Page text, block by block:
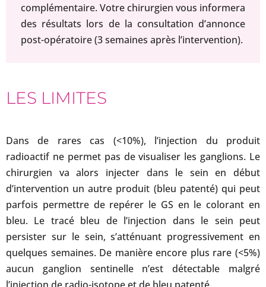
complémentaire. Votre chirurgien vous informera
des résultats lors de la consultation d’annonce
post-opératoire (3 semaines après l’intervention).
LES LIMITES
Dans de rares cas (<10%), l’injection du produit
radioactif ne permet pas de visualiser les ganglions. Le
chirurgien va alors injecter dans le sein en début
d’intervention un autre produit (bleu patenté) qui peut
parfois permettre de repérer le GS en le colorant en
bleu. Le tracé bleu de l’injection dans le sein peut
persister sur le sein, s’atténuant progressivement en
quelques semaines. De manière encore plus rare (<5%)
aucun ganglion sentinelle n’est détectable malgré